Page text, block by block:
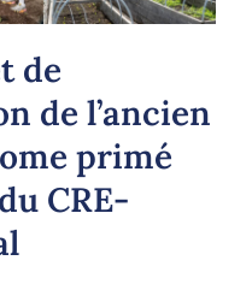
de
de l’ancien
primé
CRE-